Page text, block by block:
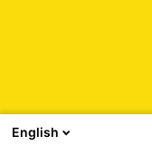
SHOP
English